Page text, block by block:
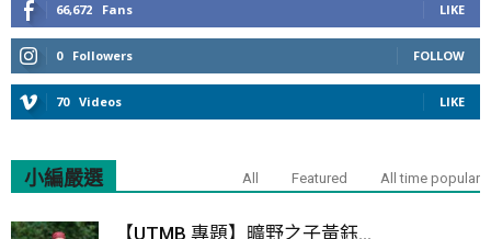
66,672 Fans LIKE
0 Followers FOLLOW
70 Videos LIKE
小編嚴選 All Featured All time popular
【UTMB 專題】曠野之子黃鈺...